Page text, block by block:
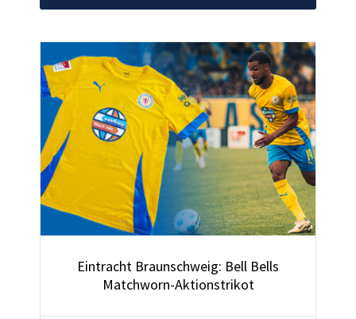
Eintracht Braunschweig: Bell Bells
Matchworn-Aktionstrikot